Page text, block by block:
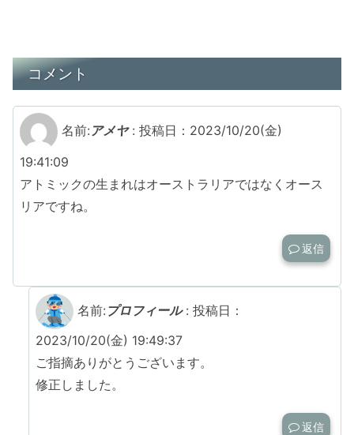
コメント
名前: アメヤ: 投稿日：2023/10/20(金)
19:41:09
アトミックの生まれはオーストラリアではなくオース
リアですね。
返信
名前: プロフィール: 投稿日：
2023/10/20(金) 19:49:37
ご指摘ありがとうございます。
修正しました。
返信